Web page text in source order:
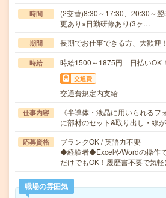
時間
(2交替)8:30～17:30、20:30～
更あり※日勤研修あり(3ヶ…
期間 長期でお仕事できる方、大歓迎！
時給 時給1500～1875円 日払いOK！
交通費
交通費規定内支給
仕事内容
《半導体・液晶に用いられる
に部材のセット&取り出し・線
応募資格
ブランクOK / 英語力不要
◆経験者◆ExcelやWordの操作
だけでもOK！履歴書不要で気
職場の雰囲気